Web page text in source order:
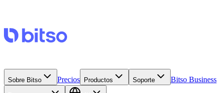
Sobre Bitso Precios Productos Soporte Bitso Business